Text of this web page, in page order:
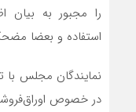
را مجبور به بیان
استفاده و بعضا
نمایندگان مجلس با
در خصوص